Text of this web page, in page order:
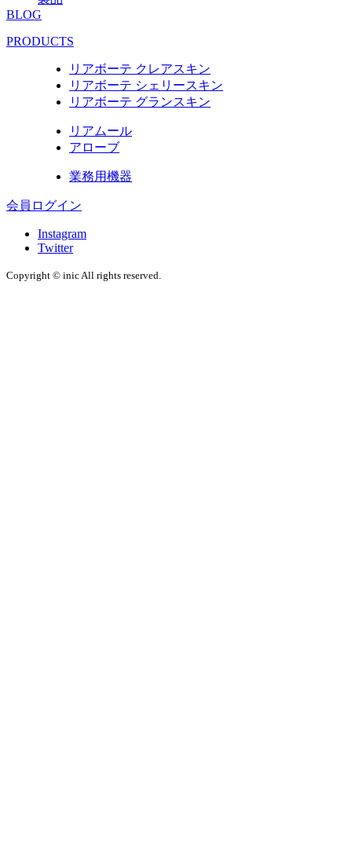
BLOG
PRODUCTS
リアボーテ クレアスキン
リアボーテ シェリースキン
リアボーテ グランスキン
リアムール
アローブ
業務用機器
会員ログイン
Instagram
Twitter
Copyright © inic All rights reserved.